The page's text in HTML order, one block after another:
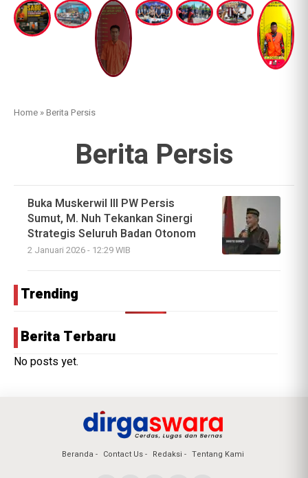
Home »Berita Persis
Berita Persis
Buka Muskerwil III PW Persis
Sumut, M. Nuh Tekankan Sinergi
Strategis Seluruh Badan Otonom
2 Januari 2026 - 12:29 WIB
Trending
Berita Terbaru
No posts yet.
Beranda Contact Us Redaksi Tentang Kami